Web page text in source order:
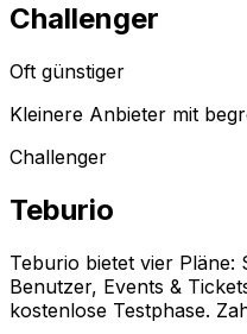
Challenger
Oft günstiger
Kleinere Anbieter mit
Challenger
Teburio
Teburio bietet vier
Benutzer, Events &
kostenlose Testphase.